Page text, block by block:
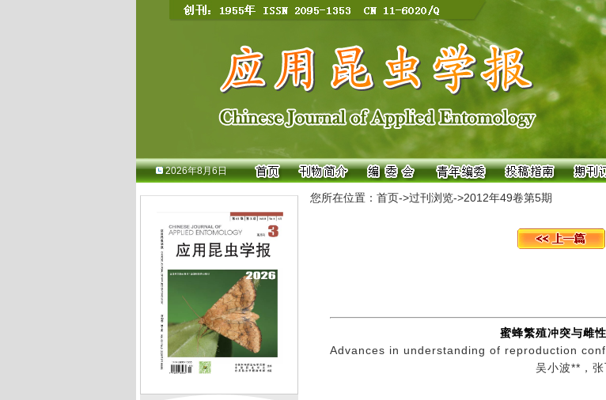
2026年8月6日
您所在位置： 首页->过刊浏览->2012年49卷第5期
蜜蜂繁殖冲突与雌
Advances in understanding of reproduction
吴小波**，